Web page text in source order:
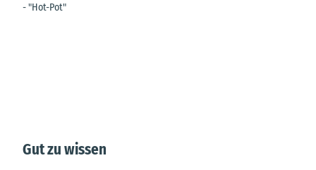
- "Hot-Pot"
Gut zu wissen